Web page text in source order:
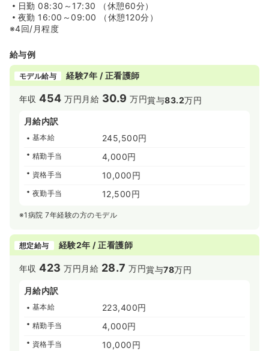
日勤 08:30～17:30 （休憩60分）
夜勤 16:00～09:00 （休憩120分）
※4回/月程度
給与例
モデル給与 経験7年 / 正看護師
年収454 万円 月給 30.9 万円賞与83.2万円
月給内訳
基本給 245,500円
精勤手当 4,000円
資格手当 10,000円
夜勤手当 12,500円
※1病院 7年経験の方のモデル
想定給与 経験2年 / 正看護師
年収423 万円 月給 28.7 万円賞与78万円
月給内訳
基本給 223,400円
精勤手当 4,000円
資格手当 10,000円